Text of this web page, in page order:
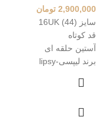
2,900,000 تومان
سایز 16UK (44)
قد کوتاه
آستین حلقه ای
برند لیپسی-lipsy